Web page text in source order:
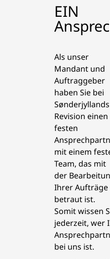
EIN
Als unser
Mandant und
Auftraggeber
haben Sie bei
Sønderjyllands
Revision einen
festen
mit einem
Team, das mit
der
Ihrer Aufträge
betraut ist.
Somit wissen
jederzeit, wer
bei uns ist.